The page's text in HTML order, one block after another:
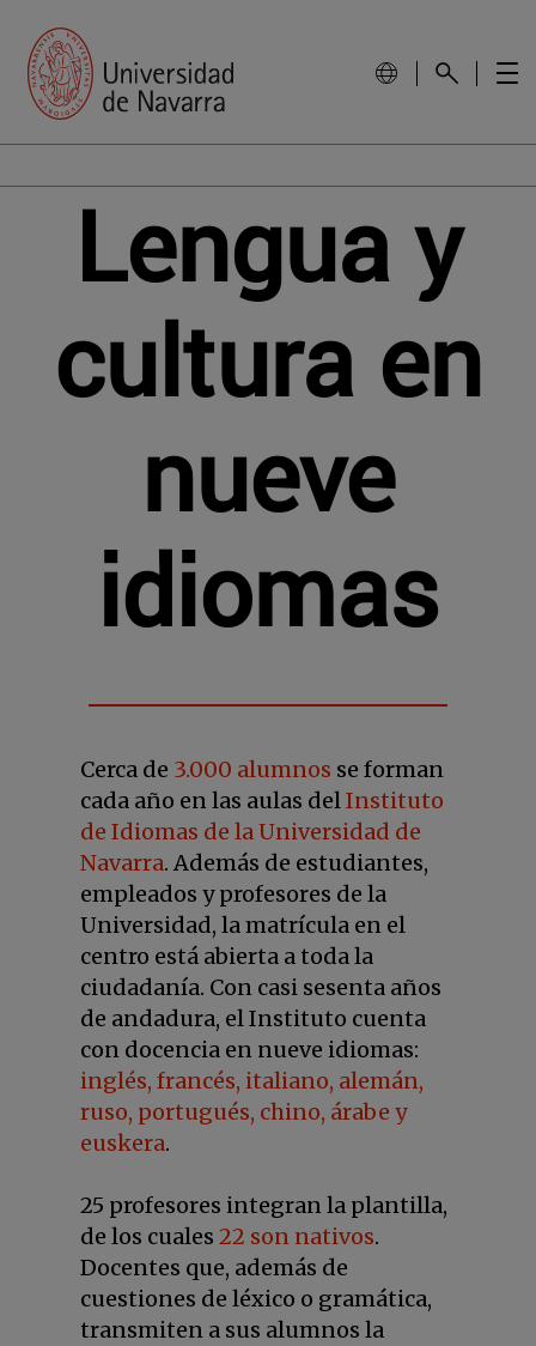
Lengua y
cultura en
nueve
idiomas
Cerca de 3.000 alumnos se forman
cada año en las aulas delInstituto
de Idiomas de la Universidad de
Navarra. Además de estudiantes,
empleados y profesores de la
Universidad, la matrícula en el
centro está abierta a toda la
ciudadanía. Con casi sesenta años
de andadura, el Instituto cuenta
con docencia en nueve idiomas:
inglés, francés, italiano, alemán,
ruso, portugués, chino, árabe y
euskera.
25 profesores integran la plantilla,
de los cuales22 son nativos.
Docentes que, además de
cuestiones de léxico o gramática,
transmiten a sus alumnos la